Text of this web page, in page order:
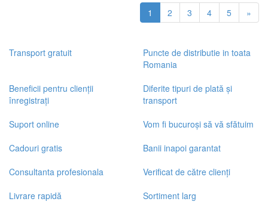
1 2 3 4 5 »
Transport gratuit
Puncte de distributie in toata
Romania
Beneficii pentru clienții
înregistrați
Diferite tipuri de plată și
transport
Suport online
Vom fi bucuroși să vă sfătuim
Cadouri gratis
Banii inapoi garantat
Consultanta profesionala
Verificat de către clienți
Livrare rapidă
Sortiment larg